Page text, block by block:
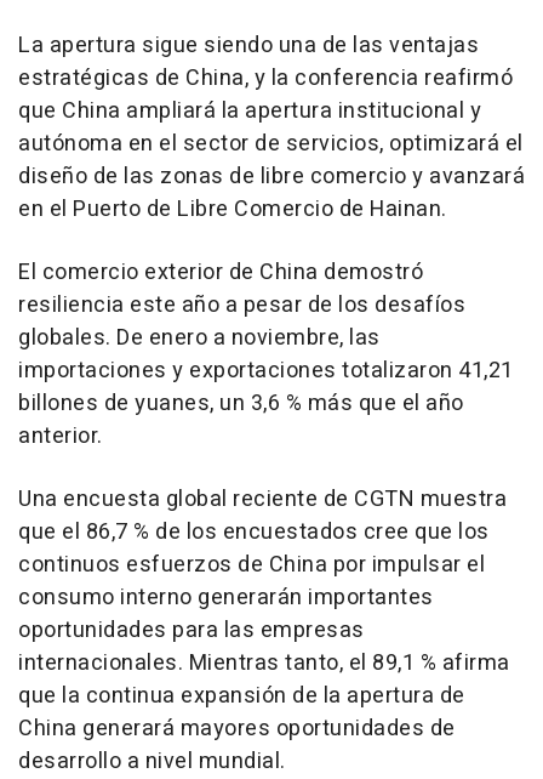
La apertura sigue siendo una de las ventajas
estratégicas de China, y la conferencia reafirmó
que China ampliará la apertura institucional y
autónoma en el sector de servicios, optimizará el
diseño de las zonas de libre comercio y avanzará
en el Puerto de Libre Comercio de Hainan.
El comercio exterior de China demostró
resiliencia este año a pesar de los desafíos
globales. De enero a noviembre, las
importaciones y exportaciones totalizaron 41,21
billones de yuanes, un 3,6 % más que el año
anterior.
Una encuesta global reciente de CGTN muestra
que el 86,7 % de los encuestados cree que los
continuos esfuerzos de China por impulsar el
consumo interno generarán importantes
oportunidades para las empresas
internacionales. Mientras tanto, el 89,1 % afirma
que la continua expansión de la apertura de
China generará mayores oportunidades de
desarrollo a nivel mundial.